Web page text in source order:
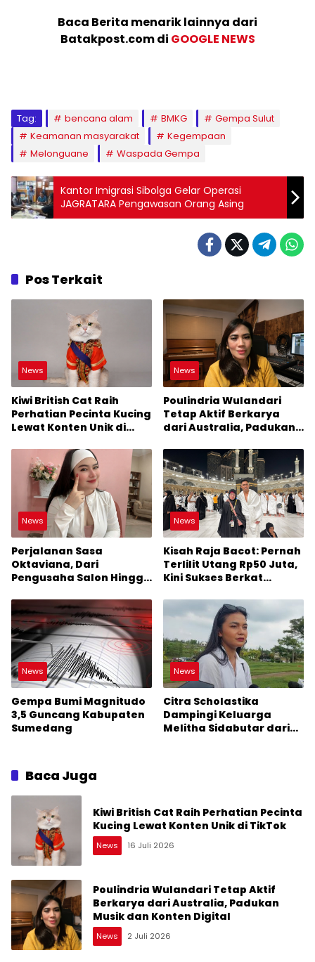
Baca Berita menarik lainnya dari
Batakpost.com di GOOGLE NEWS
Tag: bencana alam BMKG
Gempa Sulut
Keamanan masyarakat
Kegempaan
Melonguane
Waspada Gempa
Kantor Imigrasi Sibolga Gelar Operasi
JAGRATARA Pengawasan Orang Asing
Pos Terkait
News
Kiwi British Cat Raih
Perhatian Pecinta Kucing
Lewat Konten Unik di
News
Poulindria Wulandari
Tetap Aktif Berkarya
dari Australia, Padukan
News
Perjalanan Sasa
Oktaviana, Dari
Pengusaha Salon Hingga
Streamer Game
News
Kisah Raja Bacot: Pernah
Terlilit Utang Rp50 Juta,
Kini Sukses Berkat
News
Gempa Bumi Magnitudo
3,5 Guncang Kabupaten
Sumedang
News
Citra Scholastika
Dampingi Keluarga
Melitha Sidabutar dari
Baca Juga
Kiwi British Cat Raih Perhatian Pecinta
Kucing Lewat Konten Unik di TikTok
News 16 Juli 2026
Poulindria Wulandari Tetap Aktif
Berkarya dari Australia, Padukan
Musik dan Konten Digital
News 2 Juli 2026